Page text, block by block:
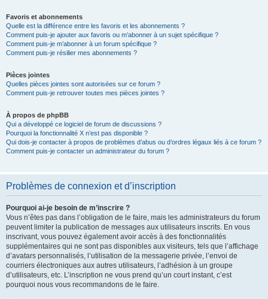
Favoris et abonnements
Quelle est la différence entre les favoris et les abonnements ?
Comment puis-je ajouter aux favoris ou m’abonner à un sujet spécifique ?
Comment puis-je m’abonner à un forum spécifique ?
Comment puis-je résilier mes abonnements ?
Pièces jointes
Quelles pièces jointes sont autorisées sur ce forum ?
Comment puis-je retrouver toutes mes pièces jointes ?
À propos de phpBB
Qui a développé ce logiciel de forum de discussions ?
Pourquoi la fonctionnalité X n’est pas disponible ?
Qui dois-je contacter à propos de problèmes d’abus ou d’ordres légaux liés à ce forum ?
Comment puis-je contacter un administrateur du forum ?
Problèmes de connexion et d’inscription
Pourquoi ai-je besoin de m’inscrire ?
Vous n’êtes pas dans l’obligation de le faire, mais les administrateurs du forum
peuvent limiter la publication de messages aux utilisateurs inscrits. En vous
inscrivant, vous pouvez également avoir accès à des fonctionnalités
supplémentaires qui ne sont pas disponibles aux visiteurs, tels que l’affichage
d’avatars personnalisés, l’utilisation de la messagerie privée, l’envoi de
courriers électroniques aux autres utilisateurs, l’adhésion à un groupe
d’utilisateurs, etc. L’inscription ne vous prend qu’un court instant, c’est
pourquoi nous vous recommandons de le faire.